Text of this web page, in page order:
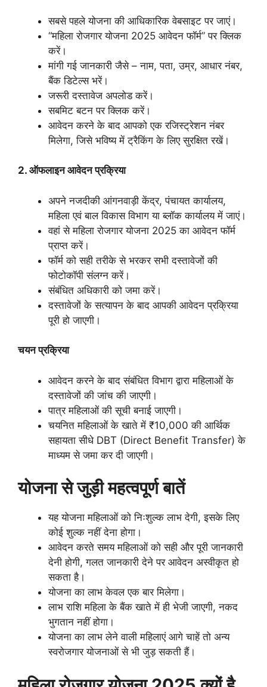
सबसे पहले योजना की आधिकारिक वेबसाइट पर जाएं।
“महिला रोजगार योजना 2025 आवेदन फॉर्म” पर क्लिक
करें।
मांगी गई जानकारी जैसे – नाम, पता, उम्र, आधार नंबर,
बैंक डिटेल्स भरें।
जरूरी दस्तावेज अपलोड करें।
सबमिट बटन पर क्लिक करें।
आवेदन करने के बाद आपको एक रजिस्ट्रेशन नंबर
मिलेगा, जिसे भविष्य में ट्रैकिंग के लिए सुरक्षित रखें।
2. ऑफलाइन आवेदन प्रक्रिया
अपने नजदीकी आंगनवाड़ी केंद्र, पंचायत कार्यालय,
महिला एवं बाल विकास विभाग या ब्लॉक कार्यालय में जाएं।
वहां से महिला रोजगार योजना 2025 का आवेदन फॉर्म
प्राप्त करें।
फॉर्म को सही तरीके से भरकर सभी दस्तावेजों की
फोटोकॉपी संलग्न करें।
संबंधित अधिकारी को जमा करें।
दस्तावेजों के सत्यापन के बाद आपकी आवेदन प्रक्रिया
पूरी हो जाएगी।
चयन प्रक्रिया
आवेदन करने के बाद संबंधित विभाग द्वारा महिलाओं के
दस्तावेजों की जांच की जाएगी।
पात्र महिलाओं की सूची बनाई जाएगी।
चयनित महिलाओं के खाते में ₹10,000 की आर्थिक
सहायता सीधे DBT (Direct Benefit Transfer) के
माध्यम से जमा कर दी जाएगी।
योजना से जुड़ी महत्वपूर्ण बातें
यह योजना महिलाओं को निःशुल्क लाभ देगी, इसके लिए
कोई शुल्क नहीं देना होगा।
आवेदन करते समय महिलाओं को सही और पूरी जानकारी
देनी होगी, गलत जानकारी देने पर आवेदन अस्वीकृत हो
सकता है।
योजना का लाभ केवल एक बार मिलेगा।
लाभ राशि महिला के बैंक खाते में ही भेजी जाएगी, नकद
भुगतान नहीं होगा।
योजना का लाभ लेने वाली महिलाएं आगे चाहें तो अन्य
स्वरोजगार योजनाओं से भी जुड़ सकती हैं।